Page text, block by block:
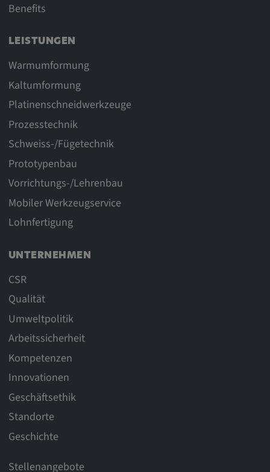
Benefits
LEISTUNGEN
Warmumformung
Kaltumformung
Platinenschneidwerkzeuge
Prozesstechnik
Schweiss-/Fügetechnik
Prototypenbau
Vorrichtungs-/Lehrenbau
Mobiler Werkzeugservice
Lohnfertigung
UNTERNEHMEN
CSR
Qualität
Umweltpolitik
Arbeitssicherheit
Kompetenzen
Innovationen
Geschäftsethik
Standorte
Geschichte
Stellenangebote